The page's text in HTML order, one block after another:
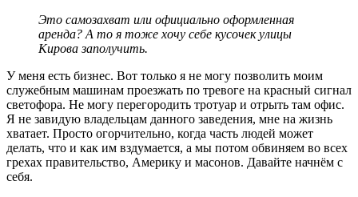
Это самозахват или официально оформленная
аренда? А то я тоже хочу себе кусочек улицы
Кирова заполучить.
У меня есть бизнес. Вот только я не могу позволить моим
служебным машинам проезжать по тревоге на красный сигнал
светофора. Не могу перегородить тротуар и отрыть там офис.
Я не завидую владельцам данного заведения, мне на жизнь
хватает. Просто огорчительно, когда часть людей может
делать, что и как им вздумается, а мы потом обвиняем во всех
грехах правительство, Америку и масонов. Давайте начнём с
себя.